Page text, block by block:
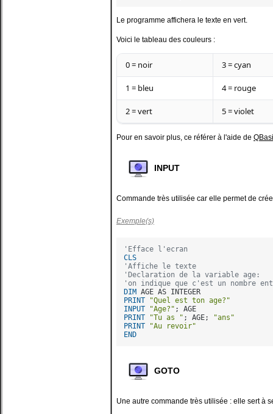
Le programme affichera le texte en vert.
Voici le tableau des couleurs :
0 = noir 3 = cyan
1 = bleu 4 = rouge
2 = vert 5 = violet
Pour en savoir plus, ce référer à l'aide de
INPUT
Commande très utilisée car elle permet de
Exemple(s)
'Efface l'ecran
CLS
'Affiche le texte
'Declaration de la variable age:
'on indique que c'est un nombre
DIM
PRINT
"Quel est ton age?"
INPUT
"Age?"
PRINT
"Tu as " ; AGE;
"ans"
PRINT
"Au revoir"
END
GOTO
Une autre commande très utilisée : elle sert à